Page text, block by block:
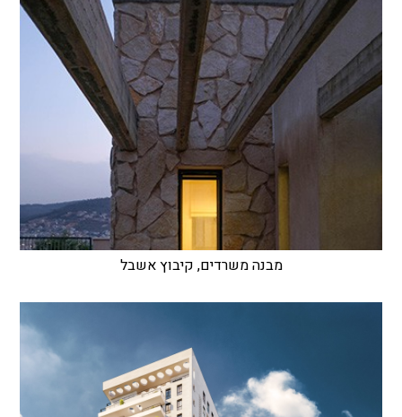
מבנה משרדים, קיבוץ אשבל